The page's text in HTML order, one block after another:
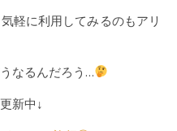
軽に利用してみるのもアリ
なるんだろう…
新中↓